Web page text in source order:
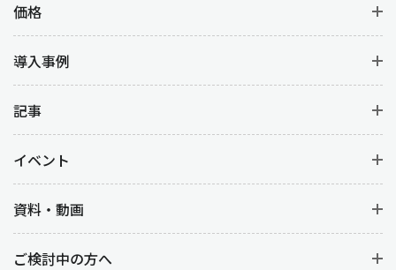
価格
導入事例
記事
イベント
資料・動画
ご検討中の方へ